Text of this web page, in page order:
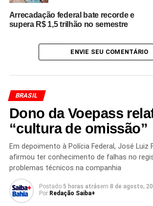
programa.
Além do apoio financeiro, o governo
ampliar a capacidade de reação das
diante de medidas protecionistas
comerciais.
A abertura do protocolo nesta sexta-
início da nova fase do programa,
estratégica para empresas que
das exportações para os Estados
Arrecadação federal bate recorde e
supera R$ 1,5 trilhão no semestre
ENVIE SEU COMENTÁRIO
BRASIL
Dono da Voepass
“cultura de omissão”
Em depoimento à Polícia Federal, José Luiz
afirmou ter conhecimento de falhas no
problemas técnicos na companhia
Postado 5 horas atrásem 8 de agosto,
Por Redação Saiba+